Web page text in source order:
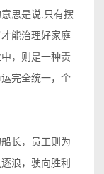
思是说:只有摆
能治理好家庭
，则是一种责
完全统一，个
长，员工则为
浪，驶向胜利